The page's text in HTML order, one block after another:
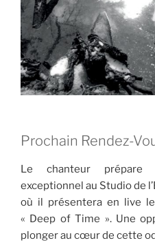
Prochain Rendez-
Le chanteur prépare
exceptionnel au Studio de
où il présentera en live
« Deep of Time ». Une
plonger au cœur de cette